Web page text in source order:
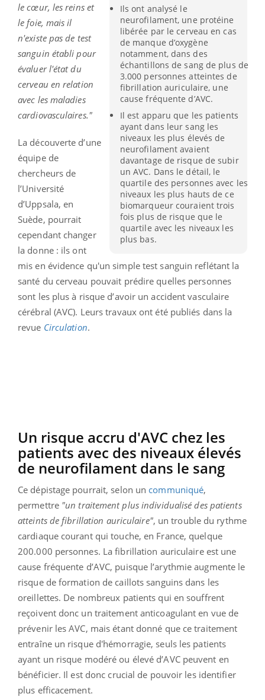
Ils ont analysé le
neurofilament, une protéine
libérée par le cerveau en cas
de manque d’oxygène
notamment, dans des
échantillons de sang de plus de
3.000 personnes atteintes de
fibrillation auriculaire, une
cause fréquente d’AVC.
Il est apparu que les patients
ayant dans leur sang les
niveaux les plus élevés de
neurofilament avaient
davantage de risque de subir
un AVC. Dans le détail, le
quartile des personnes avec les
niveaux les plus hauts de ce
biomarqueur couraient trois
fois plus de risque que le
quartile avec les niveaux les
plus bas.
le cœur, les reins et
le foie, mais il
n'existe pas de test
sanguin établi pour
évaluer l'état du
cerveau en relation
avec les maladies
cardiovasculaires."
La découverte d’une
équipe de
chercheurs de
l’Université
d’Uppsala, en
Suède, pourrait
cependant changer
la donne : ils ont
mis en évidence qu'un simple test sanguin reflétant la
santé du cerveau pouvait prédire quelles personnes
sont les plus à risque d’avoir un accident vasculaire
cérébral (AVC). Leurs travaux ont été publiés dans la
revue Circulation.
Un risque accru d'AVC chez les
patients avec des niveaux élevés
de neurofilament dans le sang
Ce dépistage pourrait, selon un communiqué,
permettre "un traitement plus individualisé des patients
atteints de fibrillation auriculaire", un trouble du rythme
cardiaque courant qui touche, en France, quelque
200.000 personnes. La fibrillation auriculaire est une
cause fréquente d’AVC, puisque l’arythmie augmente le
risque de formation de caillots sanguins dans les
oreillettes. De nombreux patients qui en souffrent
reçoivent donc un traitement anticoagulant en vue de
prévenir les AVC, mais étant donné que ce traitement
entraîne un risque d'hémorragie, seuls les patients
ayant un risque modéré ou élevé d’AVC peuvent en
bénéficier. Il est donc crucial de pouvoir les identifier
plus efficacement.